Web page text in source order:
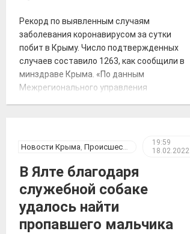
Рекорд по выявленным случаям
заболевания коронавирусом за сутки
побит в Крыму. Число подтвержденных
случаев составило 1263, как сообщили в
минздраве Крыма. «По данным
Межрегионального управления
зарегистрировано 1263 случая новой
коронавирусной инфекции, всего
выявлено 151605 положительных на
Новости Крыма Происшествия
19:59
18.02.2022
В Ялте благодаря
служебной собаке
удалось найти
пропавшего мальчика